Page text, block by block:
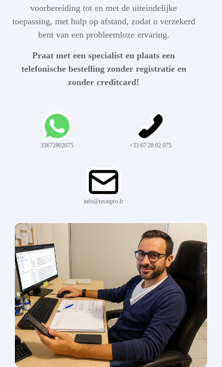
voorbereiding tot en met de uiteindelijke
toepassing, met hulp op afstand, zodat u verzekerd
bent van een probleemloze ervaring.
Praat met een specialist en plaats een
telefonische bestelling zonder registratie en
zonder creditcard!
33672802075 +33 67 28 02 075
info@resinpro.fr